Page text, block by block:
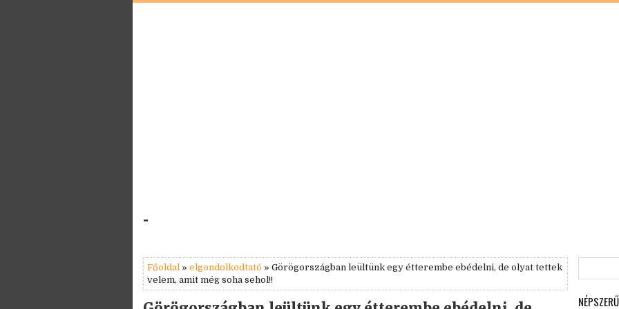
-
Főoldal » elgondolkodtató » Görögországban leültünk egy étterembe ebédelni, de olyat tettek
velem, amit még soha sehol!!